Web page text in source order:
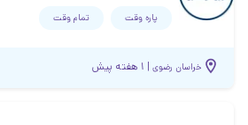
پاره وقت تمام وقت
خراسان رضوی | ۱ هفته پیش